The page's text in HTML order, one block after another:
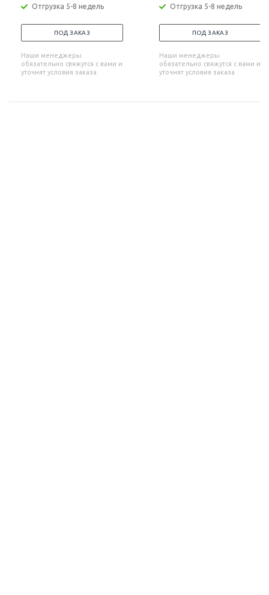
Отгрузка 5-8 недель
ПОД ЗАКАЗ
Наши менеджеры
обязательно свяжутся с вами и
уточнят условия заказа
Отгрузка 5-8 недель
ПОД ЗАКАЗ
Наши менеджеры
обязательно свяжутся с вами и
уточнят условия заказа